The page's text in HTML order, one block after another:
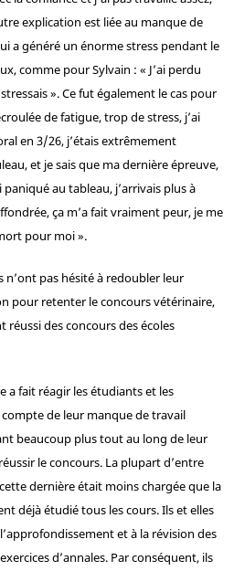
explication est liée au manque de
a généré un énorme stress pendant le
comme pour Sylvain : « J’ai perdu
». Ce fut également le cas pour
de fatigue, trop de stress, j’ai
en 3/26, j’étais extrêmement
et je sais que ma dernière épreuve,
au tableau, j’arrivais plus à
ça m’a fait vraiment peur, je me
pour moi ».
pas hésité à redoubler leur
pour retenter le concours vétérinaire,
réussi des concours des écoles
a fait réagir les étudiants et les
de leur manque de travail
beaucoup plus tout au long de leur
le concours. La plupart d’entre
dernière était moins chargée que la
déjà étudié tous les cours. Ils et elles
et à la révision des
d’annales. Par conséquent, ils